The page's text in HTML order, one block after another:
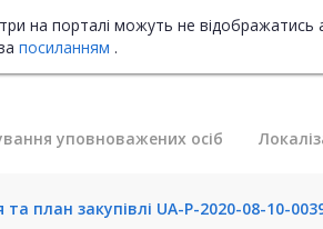
на порталі можуть не
посиланням .
уповноважених осіб
план закупівлі UA-P-2020-08-10-